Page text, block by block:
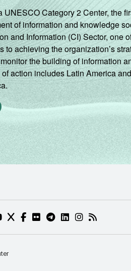
UNESCO Category 2 Center, the
of information and knowledge
and Information (CI) Sector, one
to achieving the organization’s
the building of information
action includes Latin America
DO NIC.BR (ABRE EM
TWITTER DO NIC.BR (ABRE EM
FACEBOOK DO NIC.BR
FLICKR DO NIC.BR (ABRE
TELEGRAM DO
LINKEDIN DO
INSTAGRAM
RSS DO